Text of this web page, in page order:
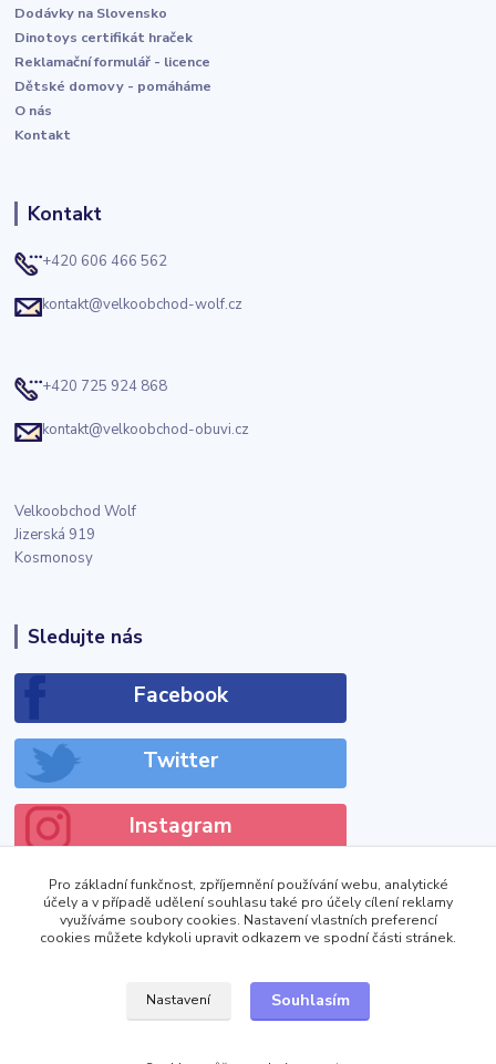
Dodávky na Slovensko
Dinotoys certifikát hraček
Reklamační formulář - licence
Dětské domovy - pomáháme
O nás
Kontakt
Kontakt
+420 606 466 562
kontakt@velkoobchod-wolf.cz
+420 725 924 868
kontakt@velkoobchod-obuvi.cz
Velkoobchod Wolf
Jizerská 919
Kosmonosy
Sledujte nás
Facebook
Twitter
Instagram
Zobrazit výdejní místa
Pro základní funkčnost, zpříjemnění používání webu, analytické
účely a v případě udělení souhlasu také pro účely cílení reklamy
využíváme soubory cookies. Nastavení vlastních preferencí
cookies můžete kdykoli upravit odkazem ve spodní části stránek.
Nastavení Souhlasím